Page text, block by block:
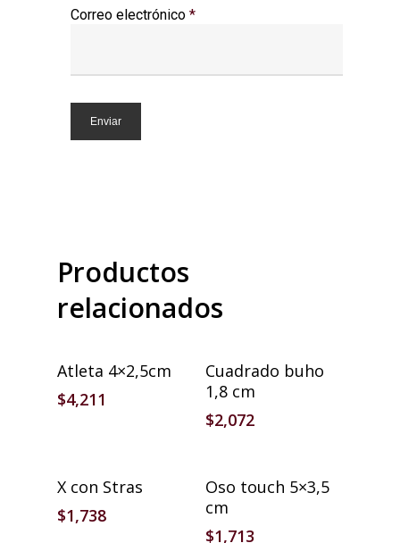
Correo electrónico *
Productos
relacionados
Atleta 4×2,5cm
$4,211
Añadir Al Carrito
Cuadrado buho
1,8 cm
$2,072
X con Stras
$1,738
Añadir Al Carrito
Oso touch 5×3,5
cm
$1,713